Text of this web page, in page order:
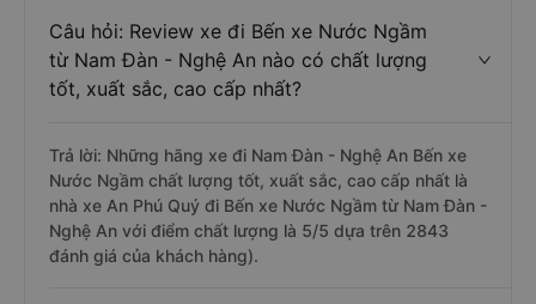
Câu hỏi: Review xe đi Bến xe Nước Ngầm
từ Nam Đàn - Nghệ An nào có chất lượng
tốt, xuất sắc, cao cấp nhất?
Trả lời: Những hãng xe đi Nam Đàn - Nghệ An Bến xe
Nước Ngầm chất lượng tốt, xuất sắc, cao cấp nhất là
nhà xe An Phú Quý đi Bến xe Nước Ngầm từ Nam Đàn -
Nghệ An với điểm chất lượng là 5/5 dựa trên 2843
đánh giá của khách hàng).